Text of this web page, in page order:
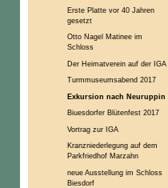
Erste Platte vor 40 Jahren
gesetzt
Otto Nagel Matinee im
Schloss
Der Heimatverein auf der IGA
Turmmuseumsabend 2017
Exkursion nach Neuruppin
Biuesdorfer Blütenfest 2017
Vortrag zur IGA
Kranzniederlegung auf dem
Parkfriedhof Marzahn
neue Ausstellung im Schloss
Biesdorf